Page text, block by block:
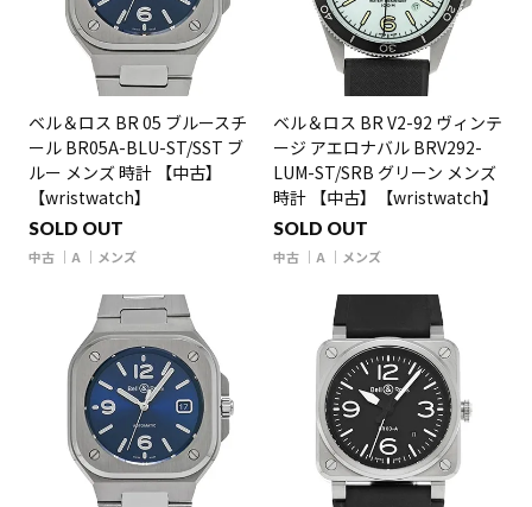
ベル＆ロス BR 05 ブルースチ
ール BR05A-BLU-ST/SST ブ
ルー メンズ 時計 【中古】
【wristwatch】
SOLD OUT
中古 A メンズ
ベル＆ロス BR V2-92 ヴィンテ
ージ アエロナバル BRV292-
LUM-ST/SRB グリーン メンズ
時計 【中古】【wristwatch】
SOLD OUT
中古 A メンズ